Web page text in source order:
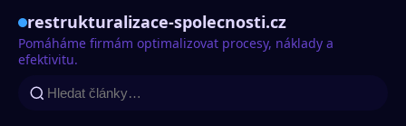
restrukturalizace-spolecnosti.cz
Pomáháme firmám optimalizovat procesy, náklady a
efektivitu.